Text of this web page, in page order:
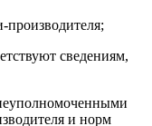
сведениям,
и норм